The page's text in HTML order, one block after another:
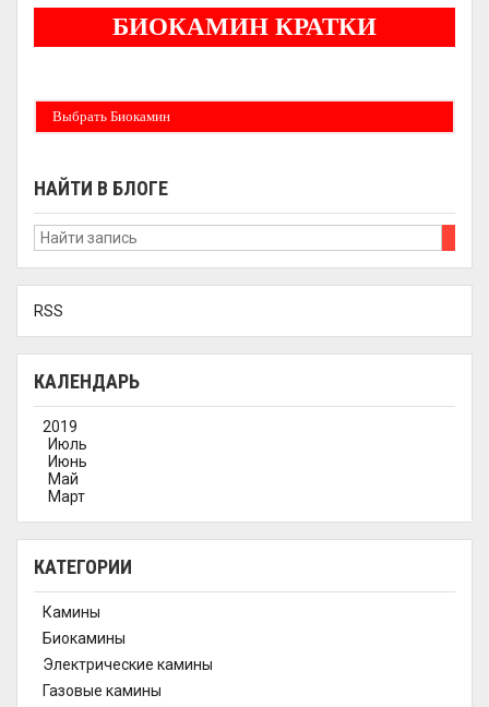
БИОКАМИН КРАТКИ
Выбрать Биокамин
НАЙТИ В БЛОГЕ
RSS
КАЛЕНДАРЬ
2019
Июль
Июнь
Май
Март
КАТЕГОРИИ
Камины
Биокамины
Электрические камины
Газовые камины